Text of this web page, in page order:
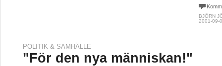
BJÖRN
2001-09-
POLITIK & SAMHÄLLE
"För den nya människan!"